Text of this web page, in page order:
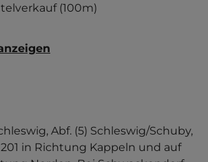
(100m)
Abf. (5) Schleswig/Schuby,
in Richtung Kappeln und auf